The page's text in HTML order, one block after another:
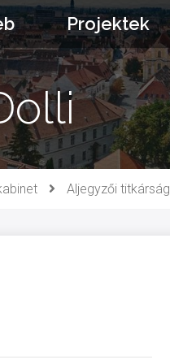
Projektek
Aljegyzői titkárság